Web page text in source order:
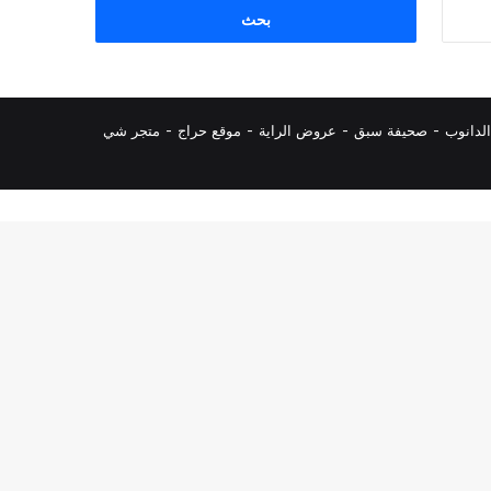
- صحيفة سبق - عروض الراية - موقع حراج - متجر شي